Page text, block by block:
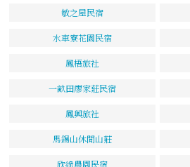
敏之屋民宿
水車寮花園民宿
鳳梧旅社
一畝田廖家莊民宿
鳳興旅社
馬錫山休閒山莊
欣綠農園民宿